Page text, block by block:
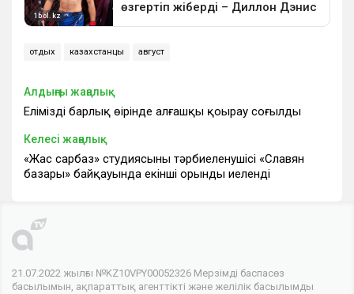
отдых казахстанцы август
Алдыңғы жаңалық
Еліміздің барлық өңірінде алғашқы қоңырау соғылды
Келесі жаңалық
«Жас сарбаз» студиясының тәрбиеленушісі «Славян
базары» байқауында екінші орынды иеленді
21.07.2022 жылғы №KZ10VPY00052326 Мерзімді баспасөз
басылымын, ақпараттық агенттікті және желілік басылымды